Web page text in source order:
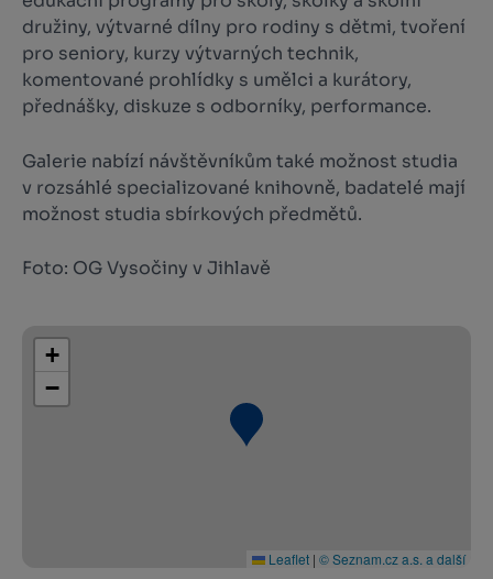
družiny, výtvarné dílny pro rodiny s dětmi, tvoření
pro seniory, kurzy výtvarných technik,
komentované prohlídky s umělci a kurátory,
přednášky, diskuze s odborníky, performance.
Galerie nabízí návštěvníkům také možnost studia
v rozsáhlé specializované knihovně, badatelé mají
možnost studia sbírkových předmětů.
Foto: OG Vysočiny v Jihlavě
+
−
Leaflet | © Seznam.cz a.s. a další